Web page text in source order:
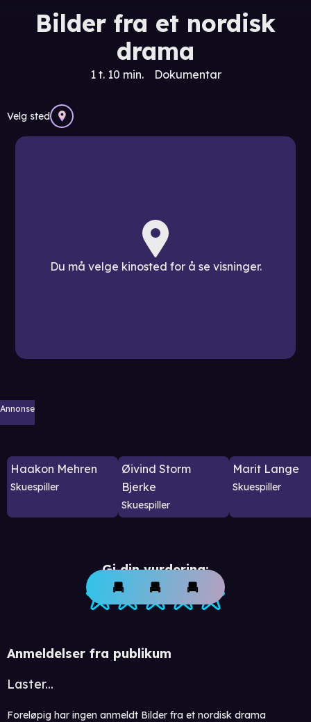
Bilder fra et nordisk
drama
1 t. 10 min. Dokumentar
Velg sted
Du må velge kinosted for å se visninger.
Annonse
Haakon Mehren
Skuespiller
Øivind Storm
Bjerke
Skuespiller
Marit Lange
Skuespiller
Gi din vurdering:
Anmeldelser fra publikum
Laster...
Foreløpig har ingen anmeldt Bilder fra et nordisk drama